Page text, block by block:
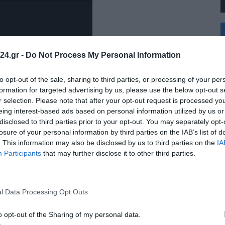
- Do Not Process My Personal Information
opt-out of the sale, sharing to third parties, or processing of your
for targeted advertising by us, please use the below opt-out
selection. Please note that after your opt-out request is processed
interest-based ads based on personal information utilized by us
to third parties prior to your opt-out. You may separately
of your personal information by third parties on the IAB’s list of
This information may also be disclosed by us to third parties on the
Participants that may further disclose it to other third parties.
Data Processing Opt Outs
opt-out of the Sharing of my personal data.
6 ευρώ
+
°